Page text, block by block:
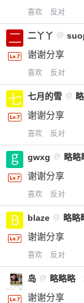
喜欢 反对
二丫丫 @
谢谢分享
喜欢 反对
七月的雪 @
谢谢分享
喜欢 反对
gwxg @ 略略
谢谢分享
喜欢 反对
blaze @ 略略
谢谢分享
喜欢 反对
岛 @ 略略略
谢谢分享
您没有
限。